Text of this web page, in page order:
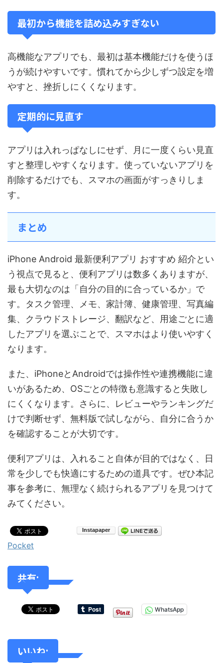
最初から機能を詰め込みすぎない
高機能なアプリでも、最初は基本機能だけを使うほ
うが続けやすいです。慣れてから少しずつ設定を増
やすと、挫折しにくくなります。
定期的に見直す
アプリは入れっぱなしにせず、月に一度くらい見直
すと整理しやすくなります。使っていないアプリを
削除するだけでも、スマホの画面がすっきりしま
す。
まとめ
iPhone Android 最新便利アプリ おすすめ 紹介とい
う視点で見ると、便利アプリは数多くありますが、
最も大切なのは「自分の目的に合っているか」で
す。タスク管理、メモ、家計簿、健康管理、写真編
集、クラウドストレージ、翻訳など、用途ごとに適
したアプリを選ぶことで、スマホはより使いやすく
なります。
また、iPhoneとAndroidでは操作性や連携機能に違
いがあるため、OSごとの特徴も意識すると失敗し
にくくなります。さらに、レビューやランキングだ
けで判断せず、無料版で試しながら、自分に合うか
を確認することが大切です。
便利アプリは、入れること自体が目的ではなく、日
常を少しでも快適にするための道具です。ぜひ本記
事を参考に、無理なく続けられるアプリを見つけて
みてください。
Pocket
共有:
WhatsApp
いいね: